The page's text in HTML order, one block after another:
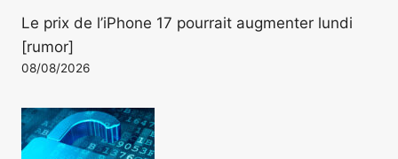
Le prix de l’iPhone 17 pourrait augmenter lundi
[rumor]
08/08/2026